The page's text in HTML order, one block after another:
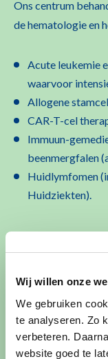
Wij willen onze
We gebruiken
te analyseren. Zo
verbeteren.
website goed te
Ons centrum
de hematologie en
Acute leukemie
waarvoor
Allogene
CAR-T-cel
Immuun-
beenmergfalen
Huidlymfomen
Huidziekten).
Afspraak